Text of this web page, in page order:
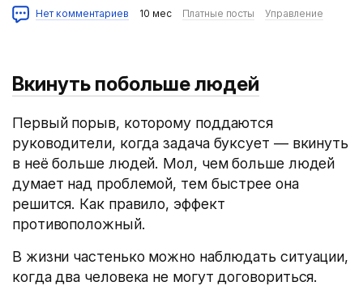
Нет комментариев 10 мес Платные посты Управление
Вкинуть побольше людей
Первый порыв, которому поддаются
руководители, когда задача буксует — вкинуть
в неё больше людей. Мол, чем больше людей
думает над проблемой, тем быстрее она
решится. Как правило, эффект
противоположный.
В жизни частенько можно наблюдать ситуации,
когда два человека не могут договориться.